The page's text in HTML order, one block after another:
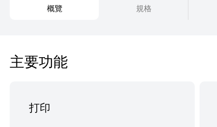
概覽 規格
主要功能
打印